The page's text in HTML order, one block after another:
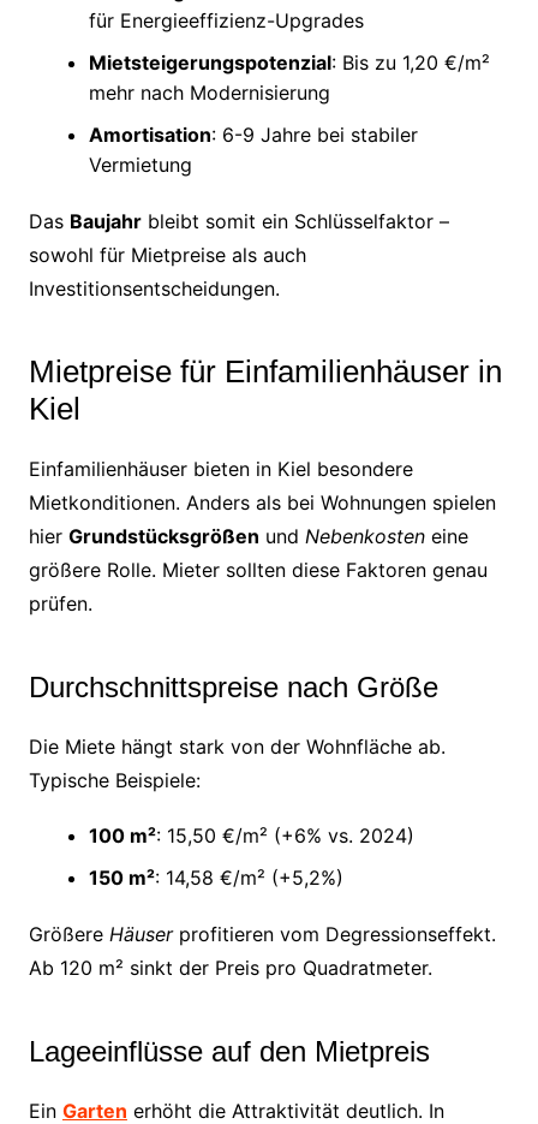
für Energieeffizienz-Upgrades
Mietsteigerungspotenzial: Bis zu 1,20 €/m²
mehr nach Modernisierung
Amortisation: 6-9 Jahre bei stabiler
Vermietung
Das Baujahrbleibt somit ein Schlüsselfaktor –
sowohl für Mietpreise als auch
Investitionsentscheidungen.
Mietpreise für Einfamilienhäuser in
Kiel
Einfamilienhäuser bieten in Kiel besondere
Mietkonditionen. Anders als bei Wohnungen spielen
hier Grundstücksgrößen und Nebenkosteneine
größere Rolle. Mieter sollten diese Faktoren genau
prüfen.
Durchschnittspreise nach Größe
Die Miete hängt stark von der Wohnfläche ab.
Typische Beispiele:
100 m²: 15,50 €/m² (+6% vs. 2024)
150 m²: 14,58 €/m² (+5,2%)
Größere Häuserprofitieren vom Degressionseffekt.
Ab 120 m² sinkt der Preis pro Quadratmeter.
Lageeinflüsse auf den Mietpreis
Ein Garten erhöht die Attraktivität deutlich. In